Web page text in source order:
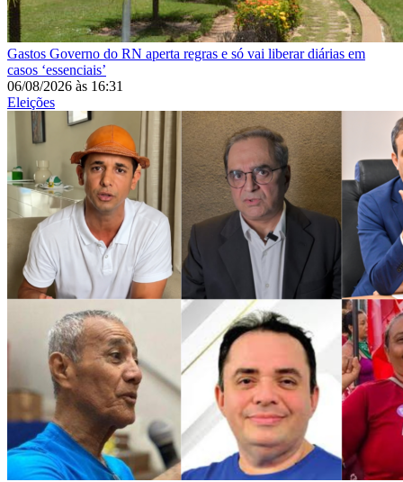
Gastos Governo do RN aperta regras e só vai liberar diárias em
casos ‘essenciais’
06/08/2026 às 16:31
Eleições